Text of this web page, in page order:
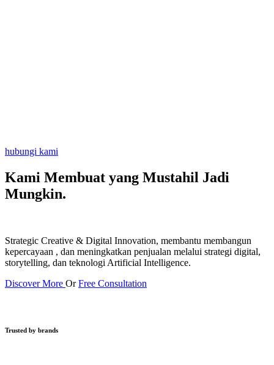
hubungi kami
Kami Membuat yang Mustahil Jadi
Mungkin.
Strategic Creative & Digital Innovation, membantu membangun
kepercayaan , dan meningkatkan penjualan melalui strategi digital,
storytelling, dan teknologi Artificial Intelligence.
Discover More Or Free Consultation
Trusted by brands